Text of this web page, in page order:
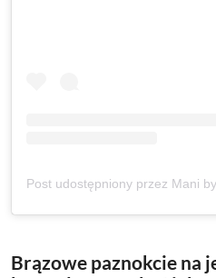
Brązowe paznokcie na